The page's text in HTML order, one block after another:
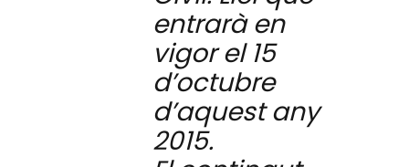
entrarà en
vigor el 15
d’octubre
d’aquest any
2015.